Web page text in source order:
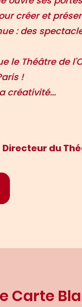
créer et
: des
le Théâtre de
!
créativité...
Directeur du
Carte